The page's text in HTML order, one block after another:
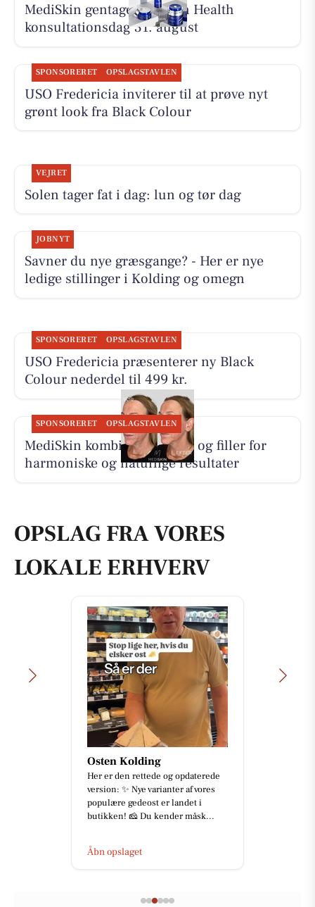
MediSkin gentager ZO Skin Health
konsultationsdag 31. august
SPONSORERET OPSLAGSTAVLEN
USO Fredericia inviterer til at prøve nyt
grønt look fra Black Colour
VEJRET
Solen tager fat i dag: lun og tør dag
JOBNYT
Savner du nye græsgange? - Her er nye
ledige stillinger i Kolding og omegn
SPONSORERET OPSLAGSTAVLEN
USO Fredericia præsenterer ny Black
Colour nederdel til 499 kr.
SPONSORERET OPSLAGSTAVLEN
MediSkin kombinerer botox og filler for
harmoniske og naturlige resultater
OPSLAG FRA VORES
LOKALE ERHVERV
Osten Kolding
Her er den rettede og opdaterede
version: ✨ Nye varianter af vores
populære gedeost er landet i
butikken! 🧀 Du kender måsk...
Åbn opslaget